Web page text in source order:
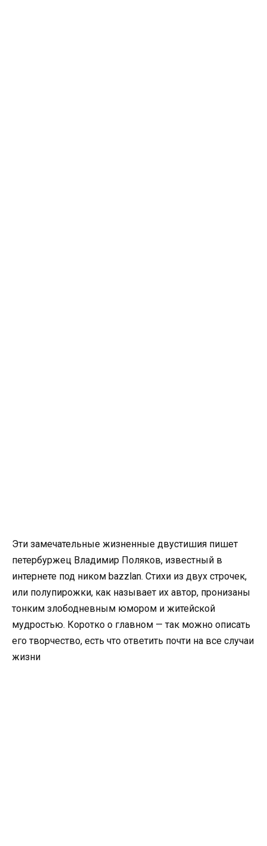
Эти замечательные жизненные двустишия пишет
петербуржец Владимир Поляков, известный в
интернете под ником bazzlan. Стихи из двух строчек,
или полупирожки, как называет их автор, пронизаны
тонким злободневным юмором и житейской
мудростью. Коротко о главном — так можно описать
его творчество, есть что ответить почти на все случаи
жизни